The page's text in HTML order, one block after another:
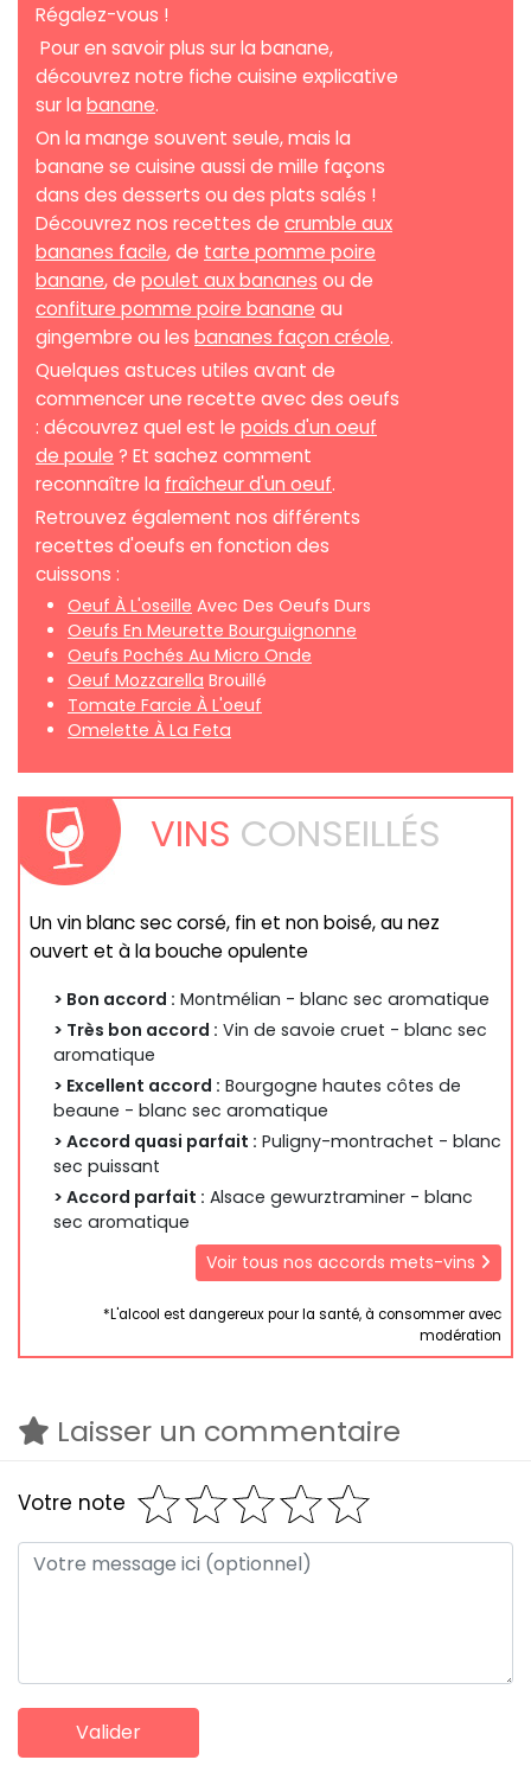
Régalez-vous !
Pour en savoir plus sur la banane,
découvrez notre fiche cuisine explicative
sur la banane.
On la mange souvent seule, mais la
banane se cuisine aussi de mille façons
dans des desserts ou des plats salés !
Découvrez nos recettes de crumble aux
bananes facile, de tarte pomme poire
banane, de poulet aux bananes ou de
confiture pomme poire banane au
gingembre ou les bananes façon créole.
Quelques astuces utiles avant de
commencer une recette avec des oeufs
: découvrez quel est le poids d'un oeuf
de poule ? Et sachez comment
reconnaître la fraîcheur d'un oeuf.
Retrouvez également nos différents
recettes d'oeufs en fonction des
cuissons :
Oeuf À L'oseille Avec Des Oeufs Durs
Oeufs En Meurette Bourguignonne
Oeufs Pochés Au Micro Onde
Oeuf Mozzarella Brouillé
Tomate Farcie À L'oeuf
Omelette À La Feta
VINS CONSEILLÉS
Un vin blanc sec corsé, fin et non boisé, au nez
ouvert et à la bouche opulente
> Bon accord : Montmélian - blanc sec aromatique
> Très bon accord : Vin de savoie cruet - blanc sec
aromatique
> Excellent accord : Bourgogne hautes côtes de
beaune - blanc sec aromatique
> Accord quasi parfait : Puligny-montrachet - blanc
sec puissant
> Accord parfait : Alsace gewurztraminer - blanc
sec aromatique
Voir tous nos accords mets-vins
*L'alcool est dangereux pour la santé, à consommer avec
modération
Laisser un commentaire
Votre note